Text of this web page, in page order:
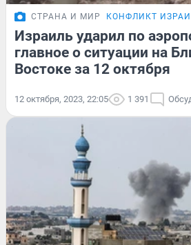
СТРАНА И МИР КОНФЛИКТ
Израиль ударил по
главное о ситуации на
Востоке за 12 октября
12 октября, 2023, 22:05 1 391